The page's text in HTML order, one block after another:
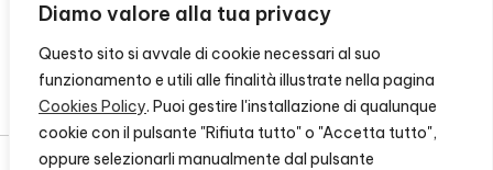
Diamo valore alla tua privacy
Questo sito si avvale di cookie necessari al suo
funzionamento e utili alle finalità illustrate nella pagina
Cookies Policy. Puoi gestire l'installazione di qualunque
cookie con il pulsante "Rifiuta tutto" o "Accetta tutto",
oppure selezionarli manualmente dal pulsante
Termini di utilizzo
Cookie policy
Contattaci